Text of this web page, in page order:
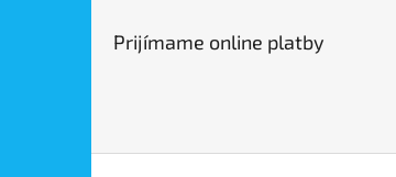
Prijímame online platby